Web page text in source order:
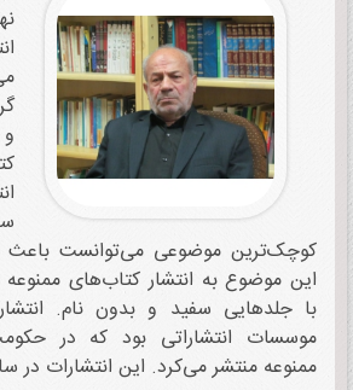
کوچک‌ترین موضوعی می‌توانست
این موضوع به انتشار کتاب‌های
با جلدهایی سفید و بدون نام.
موسسات انتشاراتی بود که در
ممنوعه منتشر می‌کرد. این انتشارات در سال